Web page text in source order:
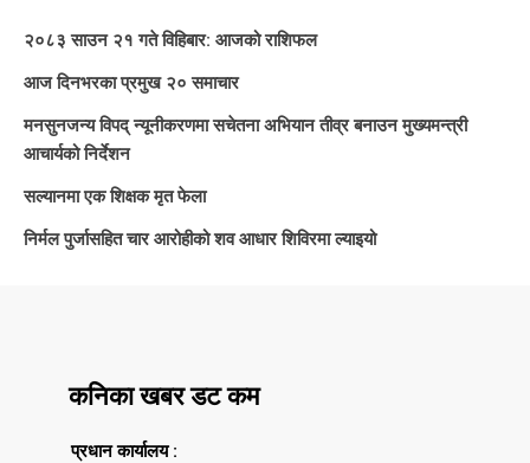
२०८३ साउन २१ गते विहिबार: आजको राशिफल
आज दिनभरका प्रमुख २० समाचार
मनसुनजन्य विपद् न्यूनीकरणमा सचेतना अभियान तीव्र बनाउन मुख्यमन्त्री
आचार्यको निर्देशन
सल्यानमा एक शिक्षक मृत फेला
निर्मल पुर्जासहित चार आरोहीको शव आधार शिविरमा ल्याइयो
कनिका खबर डट कम
प्रधान कार्यालय :